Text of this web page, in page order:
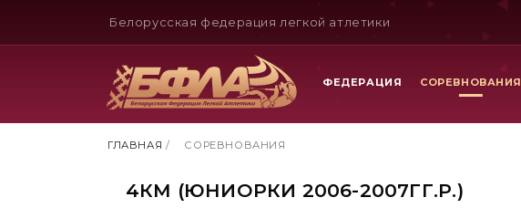
Белорусская федерация легкой атлетики
ФЕДЕРАЦИЯ СОРЕВНОВАНИЯ
ГЛАВНАЯ / СОРЕВНОВАНИЯ
4КМ (ЮНИОРКИ 2006-2007ГГ.Р.)